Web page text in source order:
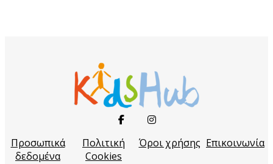
Προσωπικά
δεδομένα
Πολιτική
Cookies
Όροι χρήσης Επικοινωνία